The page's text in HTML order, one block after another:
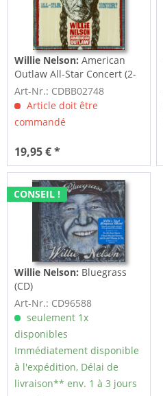
Willie Nelson: American
Outlaw All-Star Concert (2-
CD)
Art-Nr.: CDBB02748
Article doit être
commandé
19,95 € *
CONSEIL !
Willie Nelson: Bluegrass
(CD)
Art-Nr.: CD96588
seulement 1x
disponibles
Immédiatement disponible
à l'expédition, Délai de
livraison** env. 1 à 3 jours